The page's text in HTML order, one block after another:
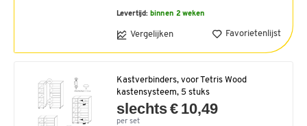
Levertijd: binnen 2 weken
Vergelijken Favorietenlijst
Kastverbinders, voor Tetris Wood
kastensysteem, 5 stuks
slechts € 10,49
per set